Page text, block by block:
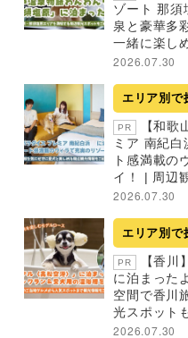
ゾート 那須
泉と豪華多
一緒に楽し
2026.07.30
エリア別で
PR
【和歌
ミア 南紀
ト感満載の
イ！ | 周辺
2026.07.30
エリア別で
PR
【香川
に泊まった
空間で香川
光スポット
2026.07.30